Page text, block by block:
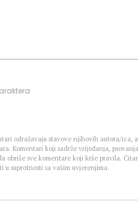
odražavaju stavove njihovih autora/ica,
Komentari koji sadrže vrijeđanja,
obriše sve komentare koji krše pravila.
u suprotnosti sa vašim uvjerenjima.